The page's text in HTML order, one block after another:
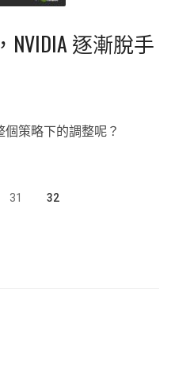
逐漸脫手
策略下的調整呢？
31 32